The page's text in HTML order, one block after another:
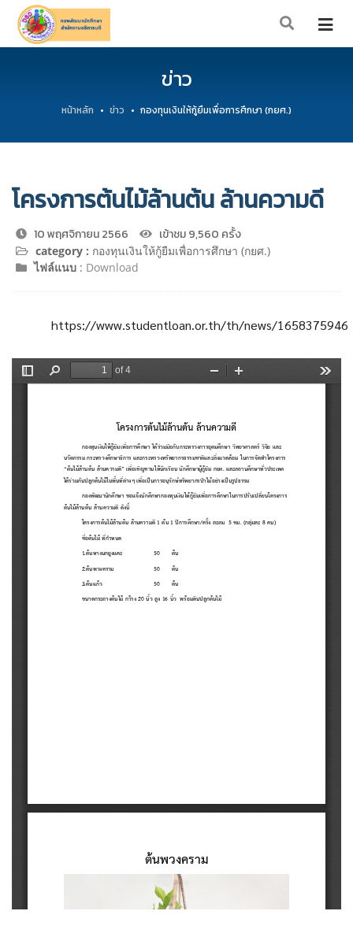
ข่าว
หน้าหลัก ข่าว กองทุนเงินให้กู้ยืมเพื่อการศึกษา (กยศ.)
โครงการต้นไม้ล้านต้น ล้านความดี
10 พฤศจิกายน 2566 เข้าชม 9,560 ครั้ง
category : กองทุนเงินให้กู้ยืมเพื่อการศึกษา (กยศ.)
ไฟล์แนบ : Download
https://www.studentloan.or.th/th/news/1658375946